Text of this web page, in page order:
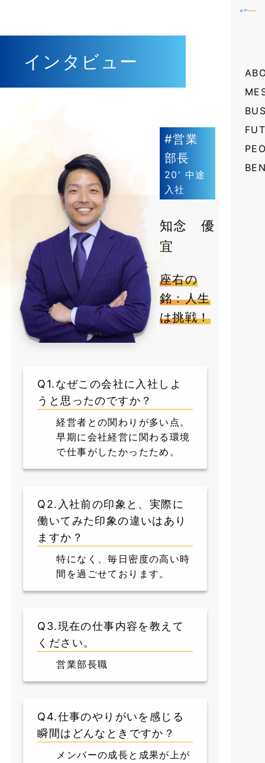
インタビュー
#営業
部長
20' 中途
入社
知念 優
宜
座右の
銘：人生
は挑戦！
Q1.なぜこの会社に入社しよ
うと思ったのですか？
経営者との関わりが多い点。
早期に会社経営に関わる環境
で仕事がしたかったため。
Q2.入社前の印象と、実際に
働いてみた印象の違いはあり
ますか？
特になく、毎日密度の高い時
間を過ごせております。
Q3.現在の仕事内容を教えて
ください。
営業部長職
Q4.仕事のやりがいを感じる
瞬間はどんなときですか？
メンバーの成長と成果が上が